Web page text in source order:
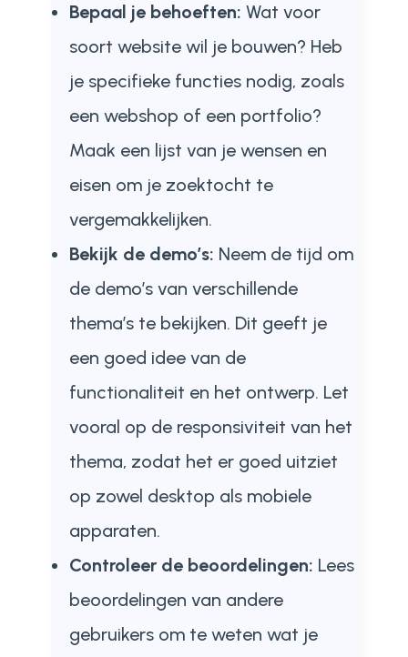
Bepaal je behoeften: Wat voor
soort website wil je bouwen? Heb
je specifieke functies nodig, zoals
een webshop of een portfolio?
Maak een lijst van je wensen en
eisen om je zoektocht te
vergemakkelijken.
Bekijk de demo’s: Neem de tijd om
de demo’s van verschillende
thema’s te bekijken. Dit geeft je
een goed idee van de
functionaliteit en het ontwerp. Let
vooral op de responsiviteit van het
thema, zodat het er goed uitziet
op zowel desktop als mobiele
apparaten.
Controleer de beoordelingen: Lees
beoordelingen van andere
gebruikers om te weten wat je